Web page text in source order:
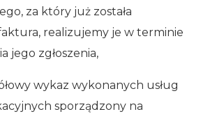
za który już została
realizujemy je w terminie
jego zgłoszenia,
wykaz wykonanych usług
sporządzony na